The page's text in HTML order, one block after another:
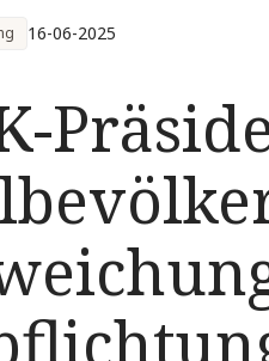
16-06-2025